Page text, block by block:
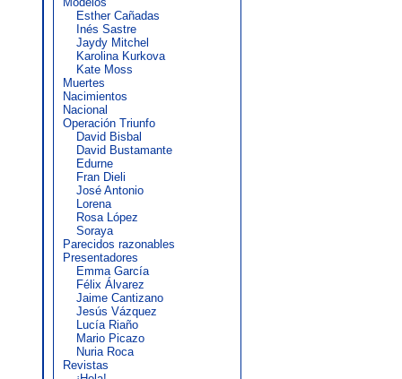
Esther Cañadas
Inés Sastre
Jaydy Mitchel
Karolina Kurkova
Kate Moss
Muertes
Nacimientos
Nacional
Operación Triunfo
David Bisbal
David Bustamante
Edurne
Fran Dieli
José Antonio
Lorena
Rosa López
Soraya
Parecidos razonables
Presentadores
Emma García
Félix Álvarez
Jaime Cantizano
Jesús Vázquez
Lucía Riaño
Mario Picazo
Nuria Roca
Revistas